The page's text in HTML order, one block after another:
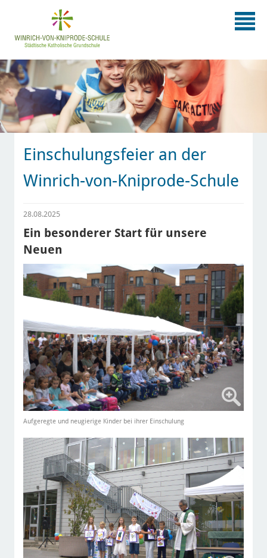
Einschulungsfeier an der
Winrich-von-Kniprode-Schule
28.08.2025
Ein besonderer Start für unsere
Neuen
Aufgeregte und neugierige Kinder bei ihrer Einschulung